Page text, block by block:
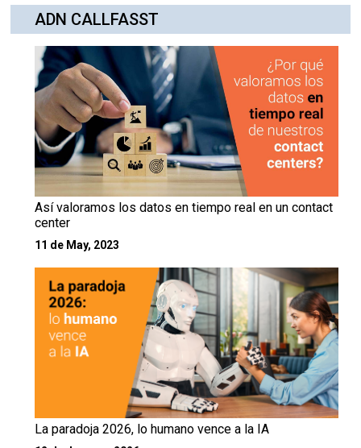
ADN CALLFASST
Así valoramos los datos en tiempo real en un contact
center
11 de May, 2023
La paradoja 2026, lo humano vence a la IA